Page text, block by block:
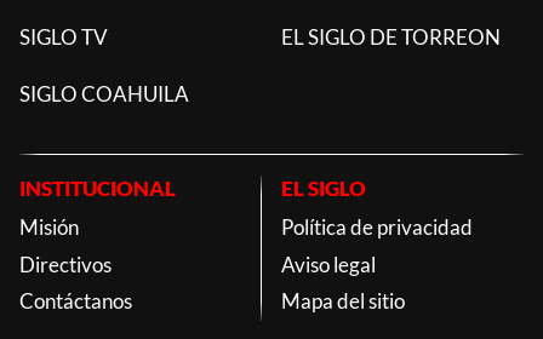
SIGLO TV EL SIGLO DE TORREON
SIGLO COAHUILA
INSTITUCIONAL
Misión
Directivos
Contáctanos
EL SIGLO
Política de privacidad
Aviso legal
Mapa del sitio